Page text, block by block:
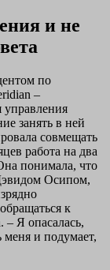
и не
по
–
управления
занять в ней
совмещать
работа на два
понимала, что
Осипом,
к
– Я опасалась,
меня и подумает,